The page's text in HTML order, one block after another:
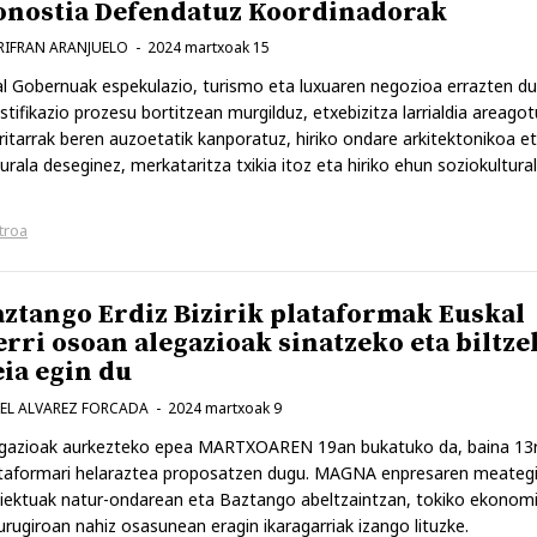
Defendatuz Koordinadorak
2024 martxoak 15
ARANJUELO
Gobernuak espekulazio, turismo eta luxuaren negozioa errazten
prozesu bortitzean murgilduz, etxebizitza larrialdia
beren auzoetatik kanporatuz, hiriko ondare arkitektonikoa
deseginez, merkataritza txikia itoz eta hiriko ehun
Erdiz Bizirik plataformak Euskal
osoan alegazioak sinatzeko eta
egin du
2024 martxoak 9
ALVAREZ FORCADA
aurkezteko epea MARTXOAREN 19an bukatuko da, baina
helaraztea proposatzen dugu. MAGNA enpresaren meategi
natur-ondarean eta Baztango abeltzaintzan, tokiko
nahiz osasunean eragin ikaragarriak izango lituzke.